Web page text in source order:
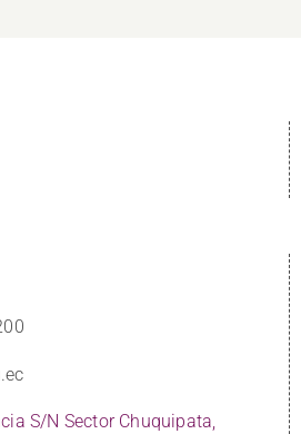
S/N Sector Chuquipata,